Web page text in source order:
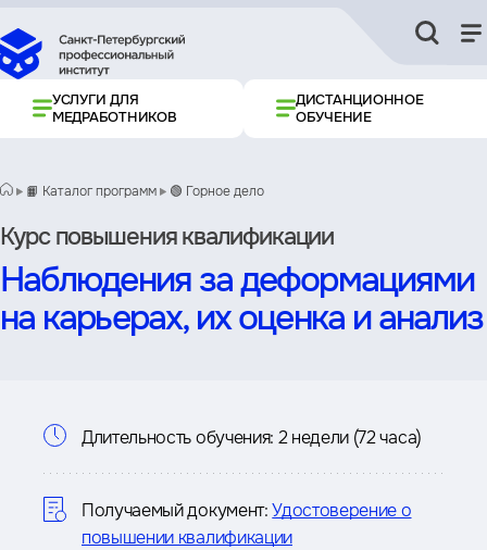
УСЛУГИ ДЛЯ
МЕДРАБОТНИКОВ
ДИСТАНЦИОННОЕ
ОБУЧЕНИЕ
📙 Каталог программ 🟢 Горное дело
Курс повышения квалификации
Наблюдения за деформациями
на карьерах, их оценка и анализ
Информация
о
курсе
Длительность обучения: 2 недели (72 часа)
Получаемый документ: Удостоверение о
повышении квалификации